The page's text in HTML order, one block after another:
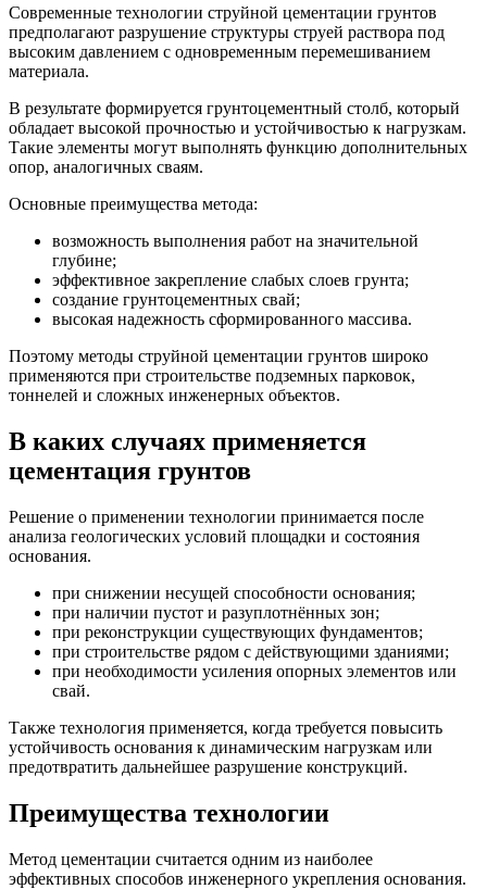
Современные технологии струйной цементации грунтов
предполагают разрушение структуры струей раствора под
высоким давлением с одновременным перемешиванием
материала.
В результате формируется грунтоцементный столб, который
обладает высокой прочностью и устойчивостью к нагрузкам.
Такие элементы могут выполнять функцию дополнительных
опор, аналогичных сваям.
Основные преимущества метода:
возможность выполнения работ на значительной
глубине;
эффективное закрепление слабых слоев грунта;
создание грунтоцементных свай;
высокая надежность сформированного массива.
Поэтому методы струйной цементации грунтов широко
применяются при строительстве подземных парковок,
тоннелей и сложных инженерных объектов.
В каких случаях применяется
цементация грунтов
Решение о применении технологии принимается после
анализа геологических условий площадки и состояния
основания.
при снижении несущей способности основания;
при наличии пустот и разуплотнённых зон;
при реконструкции существующих фундаментов;
при строительстве рядом с действующими зданиями;
при необходимости усиления опорных элементов или
свай.
Также технология применяется, когда требуется повысить
устойчивость основания к динамическим нагрузкам или
предотвратить дальнейшее разрушение конструкций.
Преимущества технологии
Метод цементации считается одним из наиболее
эффективных способов инженерного укрепления основания.